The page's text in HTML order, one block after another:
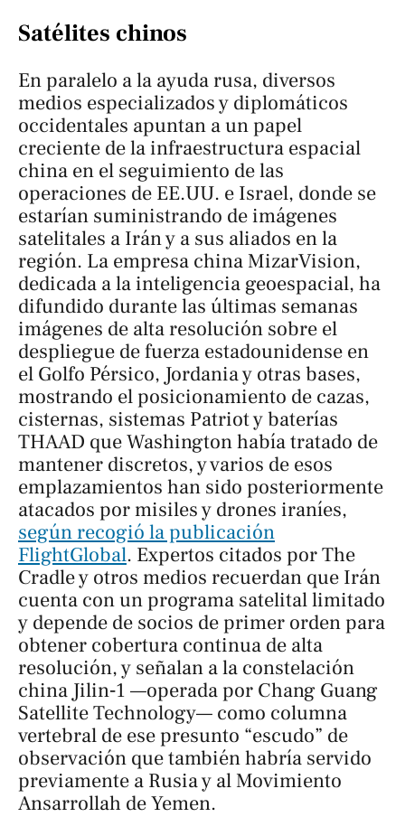
Satélites chinos
En paralelo a la ayuda rusa, diversos
medios especializados y diplomáticos
occidentales apuntan a un papel
creciente de la infraestructura espacial
china en el seguimiento de las
operaciones de EE.UU. e Israel, donde se
estarían suministrando de imágenes
satelitales a Irán y a sus aliados en la
región. La empresa china MizarVision,
dedicada a la inteligencia geoespacial, ha
difundido durante las últimas semanas
imágenes de alta resolución sobre el
despliegue de fuerza estadounidense en
el Golfo Pérsico, Jordania y otras bases,
mostrando el posicionamiento de cazas,
cisternas, sistemas Patriot y baterías
THAAD que Washington había tratado de
mantener discretos, y varios de esos
emplazamientos han sido posteriormente
atacados por misiles y drones iraníes,
según recogió la publicación
FlightGlobal. Expertos citados porThe
Cradley otros medios recuerdan que Irán
cuenta con un programa satelital limitado
y depende de socios de primer orden para
obtener cobertura continua de alta
resolución, y señalan a la constelación
china Jilin‑1 —operada por Chang Guang
Satellite Technology— como columna
vertebral de ese presunto “escudo” de
observación que también habría servido
previamente a Rusia y al Movimiento
Ansarrollah de Yemen.